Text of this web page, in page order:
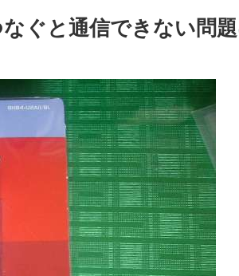
ぐと通信できない問